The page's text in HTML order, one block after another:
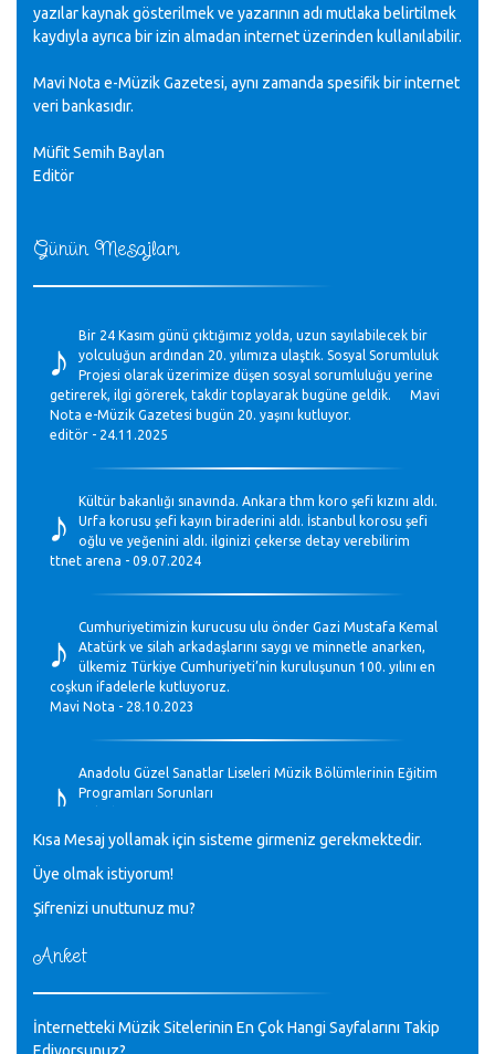
Günün Mesajları
♪
Bir 24 Kasım günü çıktığımız yolda, uzun sayılabilecek bir
yolculuğun ardından 20. yılımıza ulaştık. Sosyal Sorumluluk
Projesi olarak üzerimize düşen sosyal sorumluluğu yerine
getirerek, ilgi görerek, takdir toplayarak bugüne geldik. Mavi
Nota e-Müzik Gazetesi bugün 20. yaşını kutluyor.
editör - 24.11.2025
♪
Kültür bakanlığı sınavında. Ankara thm koro şefi kızını aldı.
Urfa korusu şefi kayın biraderini aldı. İstanbul korosu şefi
oğlu ve yeğenini aldı. ilginizi çekerse detay verebilirim
ttnet arena - 09.07.2024
♪
Cumhuriyetimizin kurucusu ulu önder Gazi Mustafa Kemal
Atatürk ve silah arkadaşlarını saygı ve minnetle anarken,
ülkemiz Türkiye Cumhuriyeti’nin kuruluşunun 100. yılını en
coşkun ifadelerle kutluyoruz.
Mavi Nota - 28.10.2023
♪
Anadolu Güzel Sanatlar Liseleri Müzik Bölümlerinin Eğitim
Programları Sorunları
♪
GEÇMİŞ OLSUN TÜRKİYE!
Mavi Nota - 07.02.2023
♪
30 yıl sonra karşılaşmak çok güzel Kurtuluş, teveccüh
M.Semih Baylan - 08.01.2023
Kısa Mesaj yollamak için sisteme girmeniz gerekmektedir.
Üye olmak istiyorum!
Şifrenizi unuttunuz mu?
Anket
İnternetteki Müzik Sitelerinin En Çok Hangi Sayfalarını Takip
yazılar kaynak gösterilmek ve yazarının adı mutlaka belirtilmek
kaydıyla ayrıca bir izin almadan internet üzerinden kullanılabilir.
Mavi Nota e-Müzik Gazetesi, aynı zamanda spesifik bir internet
veri bankasıdır.
Müfit Semih Baylan
Editör